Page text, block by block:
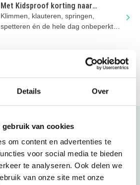
Details Over
gebruik van cookies
om content en advertenties te
voor social media te bieden
te analyseren. Ook delen we
van onze site met onze
Met Kidsproof korting naar
Duinoord in Helvoirt
Klimmen, klauteren, springen,
spetteren én de hele dag onbeperkt
zomervakantie-uitje vol avontuur
Zet je VR-headset op, pak je
Uitgelicht